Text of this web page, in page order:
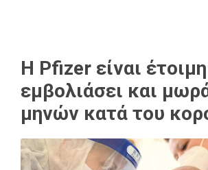
H Pfizer είναι
εμβολιάσει και
μηνών κατά του